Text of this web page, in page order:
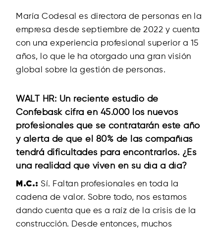
María Codesal es directora de personas en la
empresa desde septiembre de 2022 y cuenta
con una experiencia profesional superior a 15
años, lo que le ha otorgado una gran visión
global sobre la gestión de personas.
WALT HR: Un reciente estudio de
Confebask cifra en 45.000 los nuevos
profesionales que se contratarán este año
y alerta de que el 80% de las compañías
tendrá dificultades para encontrarlos. ¿Es
una realidad que viven en su día a día?
M.C.: Sí. Faltan profesionales en toda la
cadena de valor. Sobre todo, nos estamos
dando cuenta que es a raíz de la crisis de la
construcción. Desde entonces, muchos